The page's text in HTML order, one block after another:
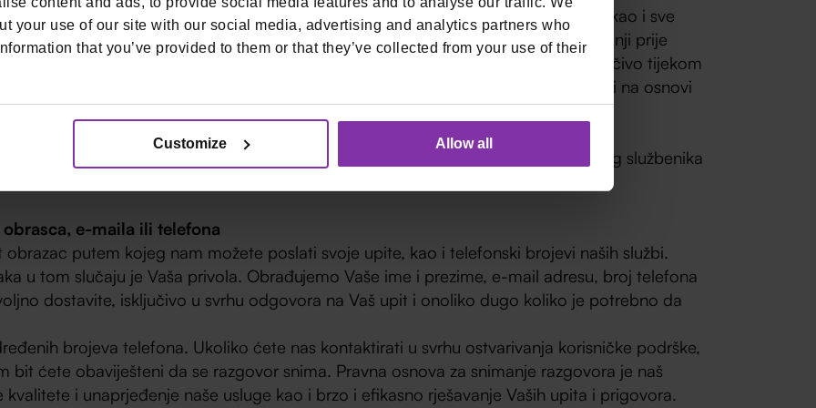
your use of our site with our social media, advertising and analytics partners who
that you’ve provided to them or that they’ve collected from your use of their
Customize Allow all
kontakt informacije, podatke o obrazovanju i stečenom radnom iskustvu, kao i sve
a koje su nužne za procjenu mogućnosti zapošljavanja i poduzimanje radnji prije
na konkretno oglašeno radno mjesto, Vaše osobne podatke obrađujemo isključivo tijekom
na razdoblje do 24 mjeseca. U slučaju otvorene prijave, iste ćemo pohraniti na osnovi
za novim djelatnikom Vašeg opisa, a najduže na razdoblje od dvije godine.
ne želite da Vaš životopis bude kod nas pohranjen, dovoljno je obavijestiti našeg službenika
će podaci biti brisani.
e-maila ili telefona
putem kojeg nam možete poslati svoje upite, kao i telefonski brojevi naših službi.
u tom slučaju je Vaša privola. Obrađujemo Vaše ime i prezime, e-mail adresu, broj telefona
dostavite, isključivo u svrhu odgovora na Vaš upit i onoliko dugo koliko je potrebno da
brojeva telefona. Ukoliko ćete nas kontaktirati u svrhu ostvarivanja korisničke podrške,
bit ćete obaviješteni da se razgovor snima. Pravna osnova za snimanje razgovora je naš
i unaprjeđenje naše usluge kao i brzo i efikasno rješavanje Vaših upita i prigovora.